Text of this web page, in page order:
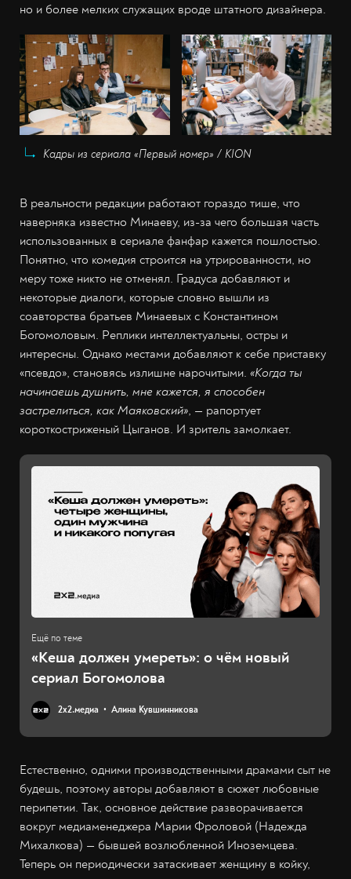
но и более мелких служащих вроде штатного дизайнера.
Кадры из сериала «Первый номер» / KION
В реальности редакции работают гораздо тише, что
наверняка известно Минаеву, из-за чего большая часть
использованных в сериале фанфар кажется пошлостью.
Понятно, что комедия строится на утрированности, но
меру тоже никто не отменял. Градуса добавляют и
некоторые диалоги, которые словно вышли из
соавторства братьев Минаевых с Константином
Богомоловым. Реплики интеллектуальны, остры и
интересны. Однако местами добавляют к себе приставку
«псевдо», становясь излишне нарочитыми. «Когда ты
начинаешь душнить, мне кажется, я способен
застрелиться, как Маяковский», — рапортует
короткостриженый Цыганов. И зритель замолкает.
«Кеша должен умереть»: о чём новый
сериал Богомолова
2х2.медиа Алина Кувшинникова
Естественно, одними производственными драмами сыт не
будешь, поэтому авторы добавляют в сюжет любовные
перипетии. Так, основное действие разворачивается
вокруг медиаменеджера Марии Фроловой (Надежда
Михалкова) — бывшей возлюбленной Иноземцева.
Теперь он периодически затаскивает женщину в койку,